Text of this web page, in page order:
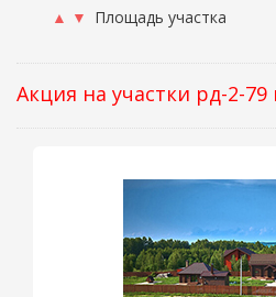
Площадь участка
▲ ▼
Акция на участки рд-2-79